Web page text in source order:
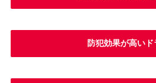
防犯効果が高いド